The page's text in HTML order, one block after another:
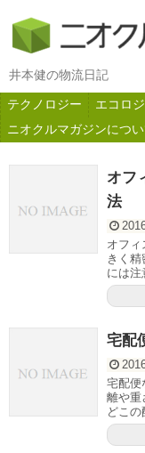
井本健の物流日記
テクノロジー エコロ
ニオクルマガジンにつ
オフ
法
オフィ
きく
には注
宅配
宅配便
離や重
どこ